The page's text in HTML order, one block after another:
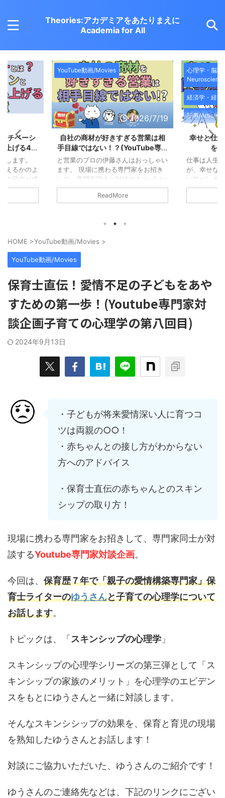
Theories:アカデミアをあたりまえに
Academia for All
営業は相
専門
の第37回
おっしゃい
をお招き
るYouTube
営業歴20
！ 特に営
とでお客様
め、営業成
ておくべ
心理学・脳科学/Psychology・
Neuroscience
経済学・経営学/Economics・Marketing
記事/Article 2026/7/13
幸せと仕事と生産性：仕事満足度
を下げる原因とは？
仕事は人生の幸せのために行います
が、幸せな人は仕事ができることが多
い気がします。 幸せで仕事ができ
て、仕事に満足し、より仕事の生産性
が上がる正の循環が生まれます。 し
それが、給料や賃金など、お金の不平
の比較はしない方がいい」 とよく言
われます。 それはなぜでしょうか？
その答えも心理学は示唆しています。
仕事の関係性を示した心理学のエビデ
ンスを紹介しながらお伝えします。
...
ReadMore
YouTube動
本物のリ
ョンとパ
との発言を
心理学では
うにリーダ
んです。 そ
覧ください↓
HOME >YouTube動画/Movies >
YouTube動画/Movies
保育士直伝！愛情不足の子どもをあや
すための第一歩！(Youtube専門家対
談企画子育ての心理学の第八回目)
2024年9月13日
・子どもが将来愛情深い人に育つコ
ツは両親の○○！
・赤ちゃんとの接し方がわからない
方へのアドバイス
・保育士直伝の赤ちゃんとのスキン
シップの取り方！
現場に携わる専門家をお招きして、専門家同士が対
談するYoutube専門家対談企画。
今回は、 保育歴７年で「親子の愛情構築専門家」保
育士ライターのゆうさんと子育ての心理学について
お話します。
トピックは、「 スキンシップの心理学 」
スキンシップの心理学シリーズの第三弾として「ス
キンシップの家族のメリット」を心理学のエビデン
スをもとにゆうさんと一緒に対談します。
そんなスキンシシップの効果を、保育と育児の現場
を熟知したゆうさんとお話します！
対談にご協力いただいた、ゆうさんのご紹介です！
ゆうさんのご連絡先などは、下記のリンクにござい